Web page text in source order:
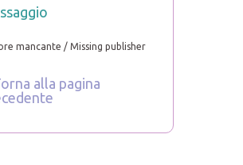
mancante / Missing publisher
alla pagina